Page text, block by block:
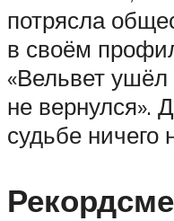
потрясла
в своём
«Вельвет
не вернулся».
судьбе ничего